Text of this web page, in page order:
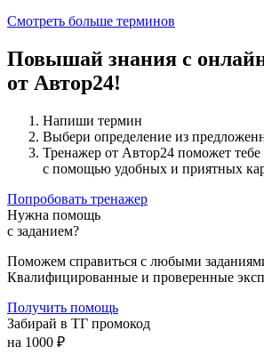
Смотреть больше терминов
Повышай знания с
от Автор24!
Напиши термин
Выбери определение из
Тренажер от Автор24 поможет
с помощью удобных и приятных
Попробовать тренажер
Нужна помощь
с заданием?
Поможем справиться с любыми
Квалифицированные и проверенные
Получить помощь
Забирай в ТГ промокод
на 1000 ₽